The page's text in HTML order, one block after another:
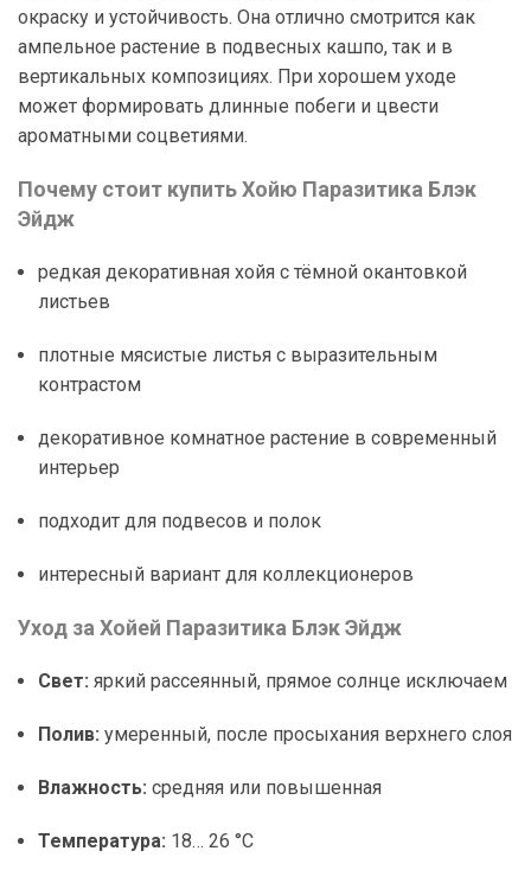
окраску и устойчивость. Она отлично смотрится как
ампельное растение в подвесных кашпо, так и в
вертикальных композициях. При хорошем уходе
может формировать длинные побеги и цвести
ароматными соцветиями.
Почему стоит купить Хойю Паразитика Блэк
Эйдж
редкая декоративная хойя с тёмной окантовкой
листьев
плотные мясистые листья с выразительным
контрастом
декоративное комнатное растение в современный
интерьер
подходит для подвесов и полок
интересный вариант для коллекционеров
Уход за Хойей Паразитика Блэк Эйдж
Свет: яркий рассеянный, прямое солнце исключаем
Полив: умеренный, после просыхания верхнего слоя
Влажность: средняя или повышенная
Температура: 18… 26 °C